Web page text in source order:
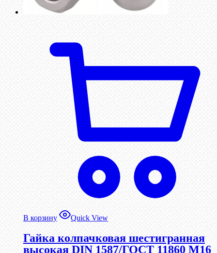
В корзину Quick View
Гайка колпачковая шестигранная
высокая DIN 1587/ГОСТ 11860 М16